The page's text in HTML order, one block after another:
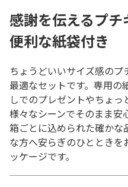
感謝を伝えるプ
便利な紙袋付き
ちょうどいいサイズ感の
最適なセットです。専用の
しでのプレゼントやちょ
様々なシーンでそのまま安
箱ごとに込められた確か
な方へ安らぎのひととき
ッケージです。